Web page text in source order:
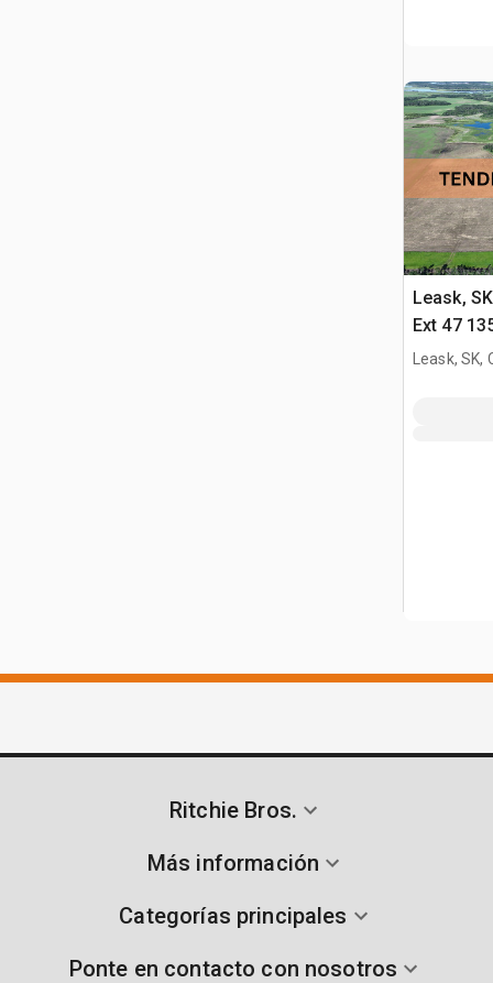
Leask,
Ext 47
Title
Leask, SK,
Ritchie Bros.
Más información
Categorías principales
Ponte en contacto con nosotros